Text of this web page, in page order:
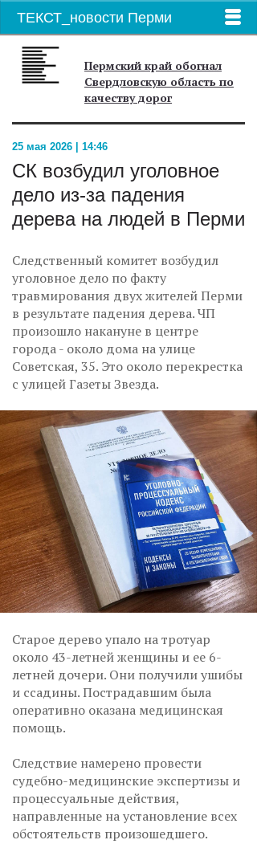
ТЕКСТ_новости Перми
Пермский край обогнал
Свердловскую область по
качеству дорог
25 мая 2026 | 14:46
СК возбудил уголовное
дело из-за падения
дерева на людей в Перми
Следственный комитет возбудил
уголовное дело по факту
травмирования двух жителей Перми
в результате падения дерева. ЧП
произошло накануне в центре
города - около дома на улице
Советская, 35. Это около перекрестка
с улицей Газеты Звезда.
Старое дерево упало на тротуар
около 43-летней женщины и ее 6-
летней дочери. Они получили ушибы
и ссадины. Пострадавшим была
оперативно оказана медицинская
помощь.
Следствие намерено провести
судебно-медицинские экспертизы и
процессуальные действия,
направленные на установление всех
обстоятельств произошедшего.